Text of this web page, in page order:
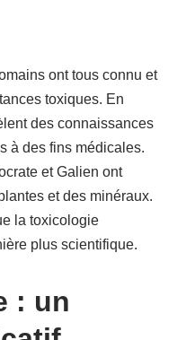
ont tous connu et
toxiques. En
des connaissances
à des fins médicales.
et Galien ont
et des minéraux.
la toxicologie
plus scientifique.
: un